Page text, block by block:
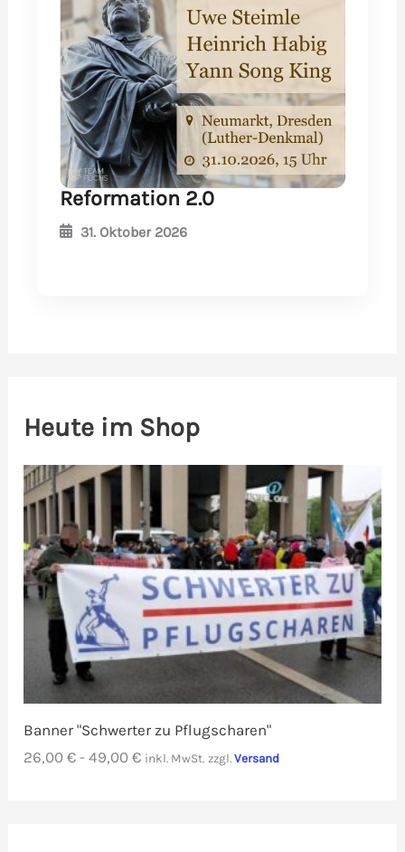
Reformation 2.0
31. Oktober 2026
Heute im Shop
Banner "Schwerter zu Pflugscharen"
26,00€ -49,00€ inkl. MwSt. zzgl.Versand